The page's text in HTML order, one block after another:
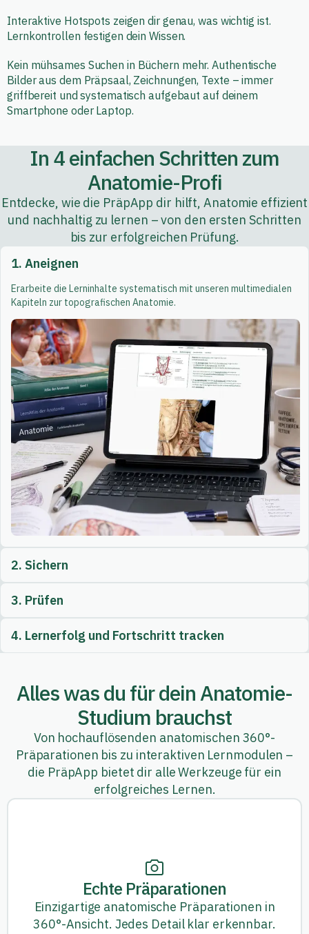
Interaktive Hotspots zeigen dir genau, was wichtig ist.
Lernkontrollen festigen dein Wissen.
Kein mühsames Suchen in Büchern mehr. Authentische
Bilder aus dem Präpsaal, Zeichnungen, Texte – immer
griffbereit und systematisch aufgebaut auf deinem
Smartphone oder Laptop.
In 4 einfachen Schritten zum
Anatomie-Profi
Entdecke, wie die PräpApp dir hilft, Anatomie effizient
und nachhaltig zu lernen – von den ersten Schritten
bis zur erfolgreichen Prüfung.
1. Aneignen
Erarbeite die Lerninhalte systematisch mit unseren multimedialen
Kapiteln zur topografischen Anatomie.
2. Sichern
3. Prüfen
4. Lernerfolg und Fortschritt tracken
Alles was du für dein Anatomie-
Studium brauchst
Von hochauflösenden anatomischen 360°-
Präparationen bis zu interaktiven Lernmodulen –
die PräpApp bietet dir alle Werkzeuge für ein
erfolgreiches Lernen.
Echte Präparationen
Einzigartige anatomische Präparationen in
360°-Ansicht. Jedes Detail klar erkennbar.